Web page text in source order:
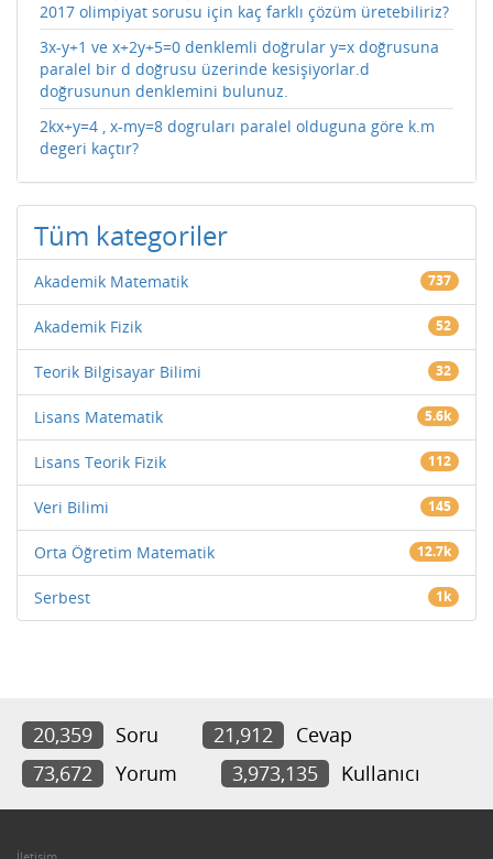
2017 olimpiyat sorusu için kaç farklı çözüm üretebiliriz?
3x-y+1 ve x+2y+5=0 denklemli doğrular y=x doğrusuna
paralel bir d doğrusu üzerinde kesişiyorlar.d
doğrusunun denklemini bulunuz.
2kx+y=4 , x-my=8 dogruları paralel olduguna göre k.m
degeri kaçtır?
Tüm kategoriler
Akademik Matematik 737
Akademik Fizik 52
Teorik Bilgisayar Bilimi 32
Lisans Matematik 5.6k
Lisans Teorik Fizik 112
Veri Bilimi 145
Orta Öğretim Matematik 12.7k
Serbest 1k
20,359 Soru 21,912
Cevap
73,672
Yorum 3,973,135 Kullanıcı